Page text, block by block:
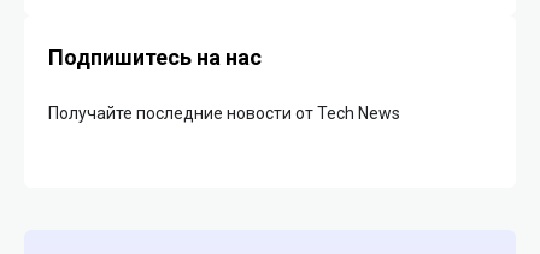
Подпишитесь на нас
Получайте последние новости от Tech News